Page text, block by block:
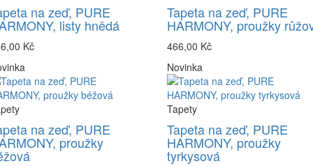
na zeď, PURE
listy hnědá
Kč
Tapeta na zeď, PURE
HARMONY, proužky
466,00 Kč
na zeď, PURE
proužky
Novinka
Tapety
Tapeta na zeď, PURE
HARMONY, proužky
tyrkysová